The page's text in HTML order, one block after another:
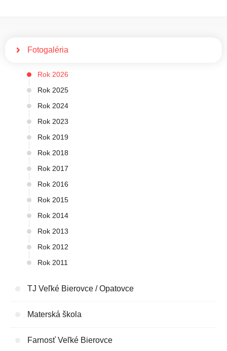
Fotogaléria
Rok 2026
Rok 2025
Rok 2024
Rok 2023
Rok 2019
Rok 2018
Rok 2017
Rok 2016
Rok 2015
Rok 2014
Rok 2013
Rok 2012
Rok 2011
TJ Veľké Bierovce / Opatovce
Materská škola
Farnosť Veľké Bierovce